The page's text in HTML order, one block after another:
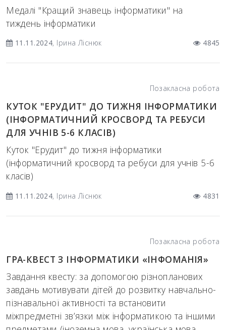
Медалі "Кращий знавець інформатики" на
тиждень інформатики
11.11.2024, Ірина Ліснюк 4845
Позакласна робота
КУТОК "ЕРУДИТ" ДО ТИЖНЯ ІНФОРМАТИКИ
(ІНФОРМАТИЧНИЙ КРОСВОРД ТА РЕБУСИ
ДЛЯ УЧНІВ 5-6 КЛАСІВ)
Куток "Ерудит" до тижня інформатики
(інформатичний кросворд та ребуси для учнів 5-6
класів)
11.11.2024, Ірина Ліснюк 4831
Позакласна робота
ГРА-КВЕСТ З ІНФОРМАТИКИ «ІНФОМАНІЯ»
Завдання квесту: за допомогою різнопланових
завдань мотивувати дітей до розвитку навчально-
пізнавальної активності та встановити
міжпредметні зв’язки між інформатикою та іншими